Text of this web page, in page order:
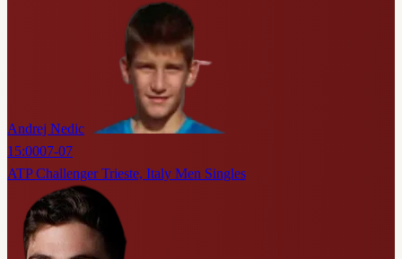
Andrej Nedic
15:0007-07
ATP Challenger Trieste, Italy Men Singles